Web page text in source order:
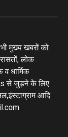
मुख्य खबरों को
लोक
धार्मिक
से जुड़ने के लिए
आदि